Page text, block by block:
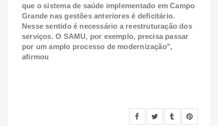
que o sistema de saúde implementado em Campo
Grande nas gestões anteriores é deficitário.
Nesse sentido é necessário a reestruturação dos
serviços. O SAMU, por exemplo, precisa passar
por um amplo processo de modernização",
afirmou